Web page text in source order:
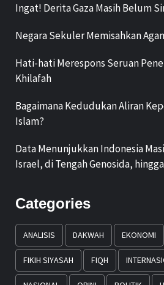
Ingat! Derita Gaza Masih Belum
Negara Sekuler Memisahkan
Hati-hati Merespons Seruan
Khilafah
Bagaimana Kedudukan Aliran
Islam?
Data Menunjukkan Indonesia
Israel, di Tengah Genosida,
Categories
ANALISIS DAKWAH EKONOMI
FIKIH SIYASAH FIQH